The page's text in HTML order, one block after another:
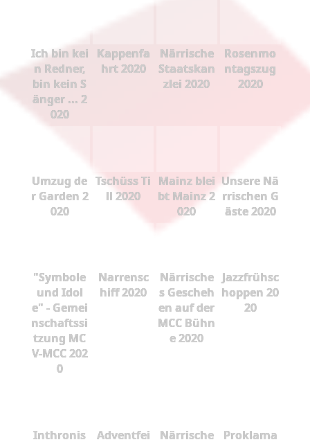
Ich bin kei
n Redner,
bin kein S
änger ... 2
020
Kappenfa
hrt 2020
Närrische
Staatskan
zlei 2020
Rosenmo
ntagszug
2020
Umzug de
r Garden 2
020
Tschüss Ti
ll 2020
Mainz blei
bt Mainz 2
020
Unsere Nä
rrischen G
äste 2020
"Symbole
und Idol
e" - Gemei
nschaftssi
tzung MC
V-MCC 202
0
Narrensc
hiff 2020
Närrische
s Gescheh
en auf der
MCC Bühn
e 2020
Jazzfrühsc
hoppen 20
20
Inthronis
Adventfei
Närrische
Proklama